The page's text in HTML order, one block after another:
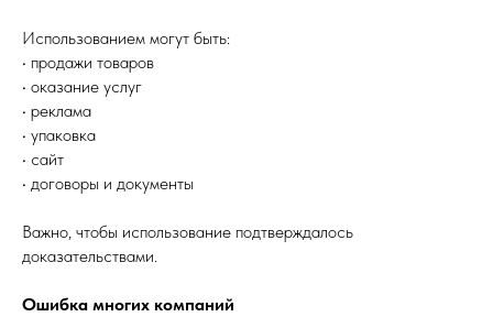
Использованием могут быть:
• продажи товаров
• оказание услуг
• реклама
• упаковка
• сайт
• договоры и документы
Важно, чтобы использование подтверждалось
доказательствами.
Ошибка многих компаний